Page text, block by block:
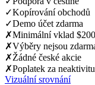
✓Kopírování obchodů
✓Demo účet zdarma
✗Minimální vklad $200
✗Výběry nejsou
✗Žádné české akcie
✗Poplatek za
Vizuální srovnání